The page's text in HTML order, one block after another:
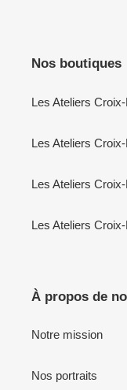
Nos boutiques
Les Ateliers
Les Ateliers
Les Ateliers
Les Ateliers
À propos de
Notre mission
Nos portraits